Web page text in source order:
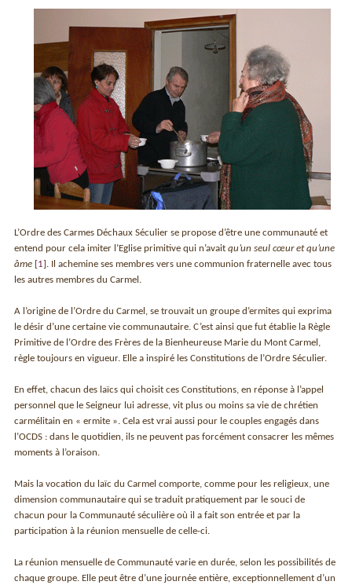
L’Ordre des Carmes Déchaux Séculier se propose d’être une communauté et
entend pour cela imiter l’Eglise primitive qui n’avaitqu’un seul cœur et qu’une
âme
1 . Il achemine ses membres vers une communion fraternelle avec tous
les autres membres du Carmel.
A l’origine de l’Ordre du Carmel, se trouvait un groupe d’ermites qui exprima
le désir d’une certaine vie communautaire. C’est ainsi que fut établie la Règle
Primitive de l’Ordre des Frères de la Bienheureuse Marie du Mont Carmel,
règle toujours en vigueur. Elle a inspiré les Constitutions de l’Ordre Séculier.
En effet, chacun des laïcs qui choisit ces Constitutions, en réponse à l’appel
personnel que le Seigneur lui adresse, vit plus ou moins sa vie de chrétien
carmélitain en « ermite ». Cela est vrai aussi pour le couples engagés dans
l’OCDS : dans le quotidien, ils ne peuvent pas forcément consacrer les mêmes
moments à l’oraison.
Mais la vocation du laïc du Carmel comporte, comme pour les religieux, une
dimension communautaire qui se traduit pratiquement par le souci de
chacun pour la Communauté séculière où il a fait son entrée et par la
participation à la réunion mensuelle de celle-ci.
La réunion mensuelle de Communauté varie en durée, selon les possibilités de
chaque groupe. Elle peut être d’une journée entière, exceptionnellement d’un